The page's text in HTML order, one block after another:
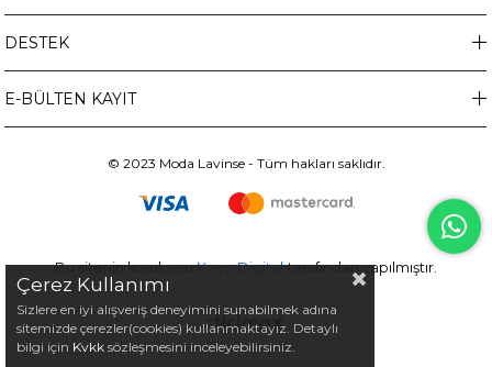
DESTEK
E-BÜLTEN KAYIT
© 2023 Moda Lavinse - Tüm hakları saklıdır.
Bu sitenin kurulumuKeyo Digital tarafından yapılmıştır.
Çerez Kullanımı
Sizlere en iyi alışveriş deneyimini sunabilmek adına
sitemizde çerezler(cookies) kullanmaktayız. Detaylı
bilgi için Kvkk sözleşmesini inceleyebilirsiniz.